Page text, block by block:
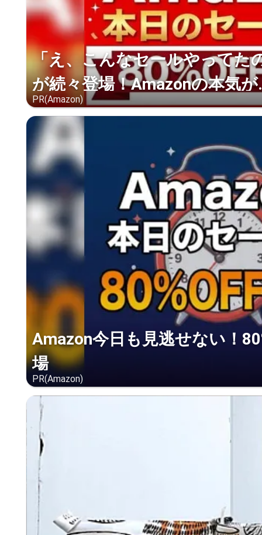
「え、こんなセールやってた
が続々登場！Amazonの本気が
PR(Amazon)
Amazon今日も見逃せない！
場
PR(Amazon)